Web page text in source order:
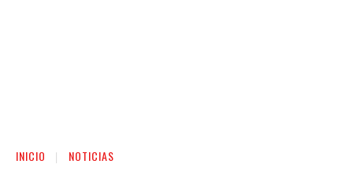
INICIO NOTICIAS